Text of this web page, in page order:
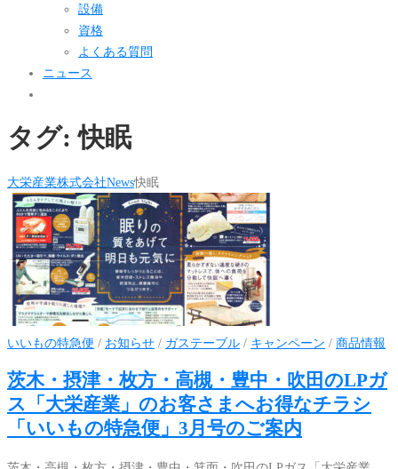
設備
資格
よくある質問
ニュース
タグ:快眠
大栄産業株式会社News快眠
いいもの特急便 / お知らせ / ガステーブル / キャンペーン / 商品情報
茨木・摂津・枚方・高槻・豊中・吹田のLPガ
ス「大栄産業」のお客さまへお得なチラシ
「いいもの特急便」3月号のご案内